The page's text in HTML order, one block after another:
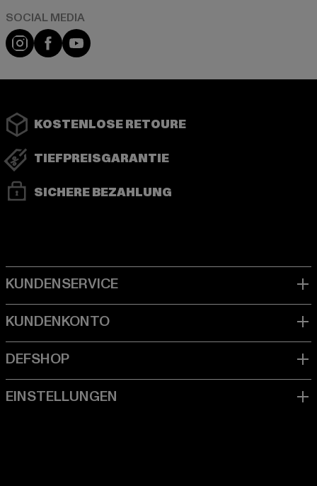
Instagram
FacebookYouTube
KOSTENLOSE RETOURE
TIEFPREISGARANTIE
SICHERE BEZAHLUNG